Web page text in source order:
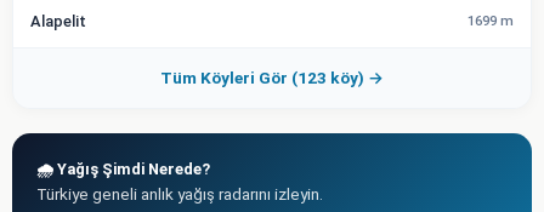
Alapelit 1699 m
Tüm Köyleri Gör (123 köy) →
🌧️ Yağış Şimdi Nerede?
Türkiye geneli anlık yağış radarını izleyin.